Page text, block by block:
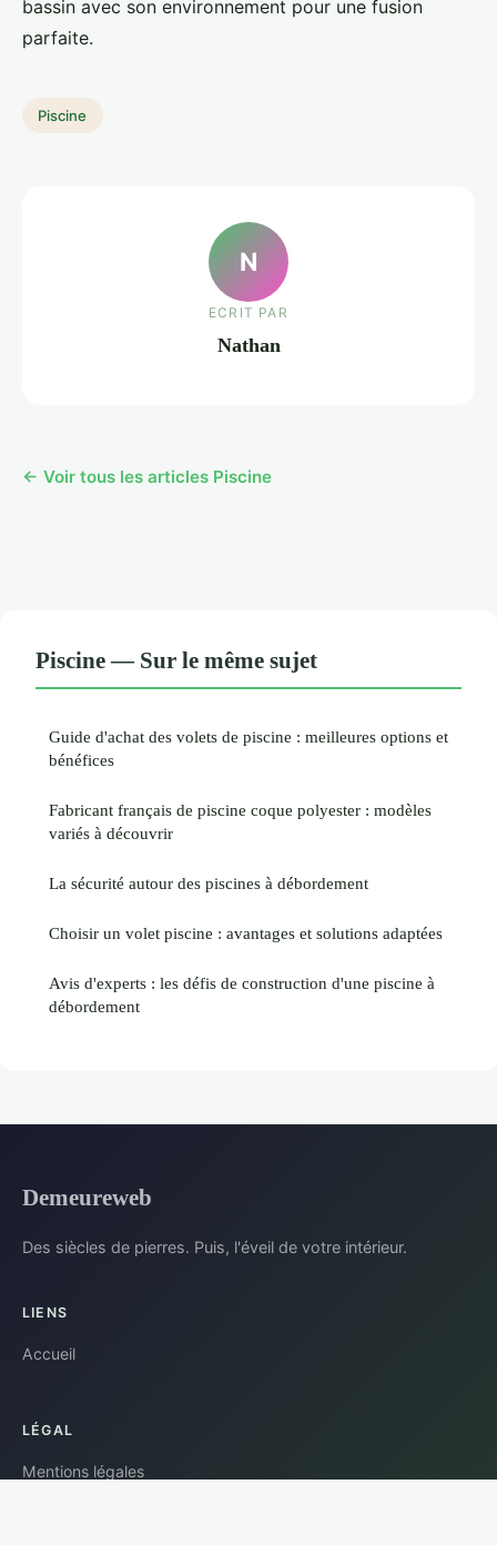
bassin avec son environnement pour une fusion
parfaite.
Piscine
N
ECRIT PAR
Nathan
← Voir tous les articles Piscine
Piscine — Sur le même sujet
Guide d'achat des volets de piscine : meilleures options et
bénéfices
Fabricant français de piscine coque polyester : modèles
variés à découvrir
La sécurité autour des piscines à débordement
Choisir un volet piscine : avantages et solutions adaptées
Avis d'experts : les défis de construction d'une piscine à
débordement
Demeureweb
Des siècles de pierres. Puis, l'éveil de votre intérieur.
LIENS
Accueil
LÉGAL
Mentions légales